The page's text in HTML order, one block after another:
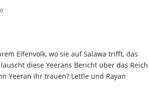
0
Elfenvolk, wo sie auf Salawa trifft, das
diese Yeerans Bericht über das Reich
Yeeran ihr trauen? Lettle und Rayan